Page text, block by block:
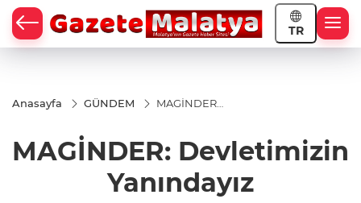
TR
Anasayfa GÜNDEM
MAGİNDER:
MAGİNDER: Devletimizin
Yanındayız